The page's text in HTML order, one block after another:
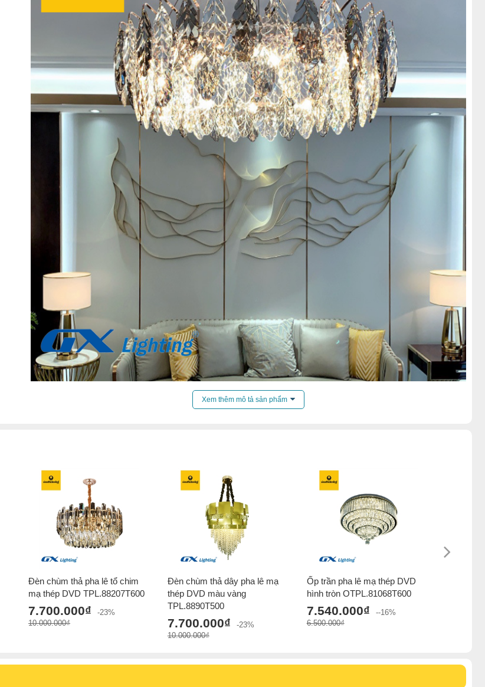
Click để xem thêm chiết khấu, quà tặng và khuyến mãi củađèn chùm.
Đèn chùm treo thả,Đèn chùm pha lê,
Xem thêm mô tả sản phẩm
Đèn chùm thả pha lê tổ chim
mạ thép DVD TPL.88207T600
7.700.000₫
-23%
10.000.000₫
Đèn chùm thả dây pha lê mạ
thép DVD màu vàng
TPL.8890T500
7.700.000₫
-23%
10.000.000₫
Ốp trần pha lê mạ thép DVD
hình tròn OTPL.81068T600
7.540.000₫
--16%
6.500.000₫